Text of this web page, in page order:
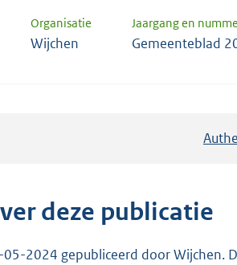
Organisatie Jaargang en
Wijchen Gemeenteblad
deze publicatie
2024 gepubliceerd door Wijchen.